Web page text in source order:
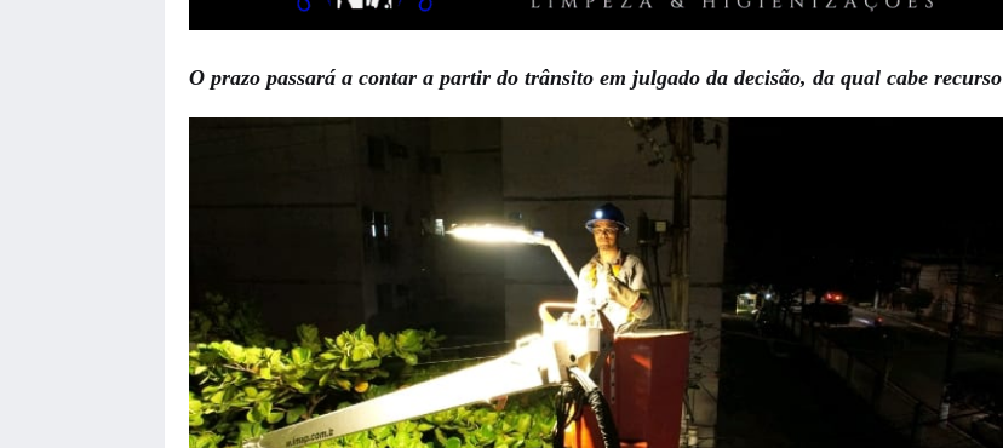
O prazo passará a contar a partir do trânsito em julgado da decisão, da qual cabe recurso